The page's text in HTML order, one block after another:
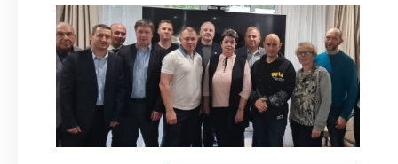
Новости
Карта событий
Трудовые конфликты
Отчеты
Предложить публикацию